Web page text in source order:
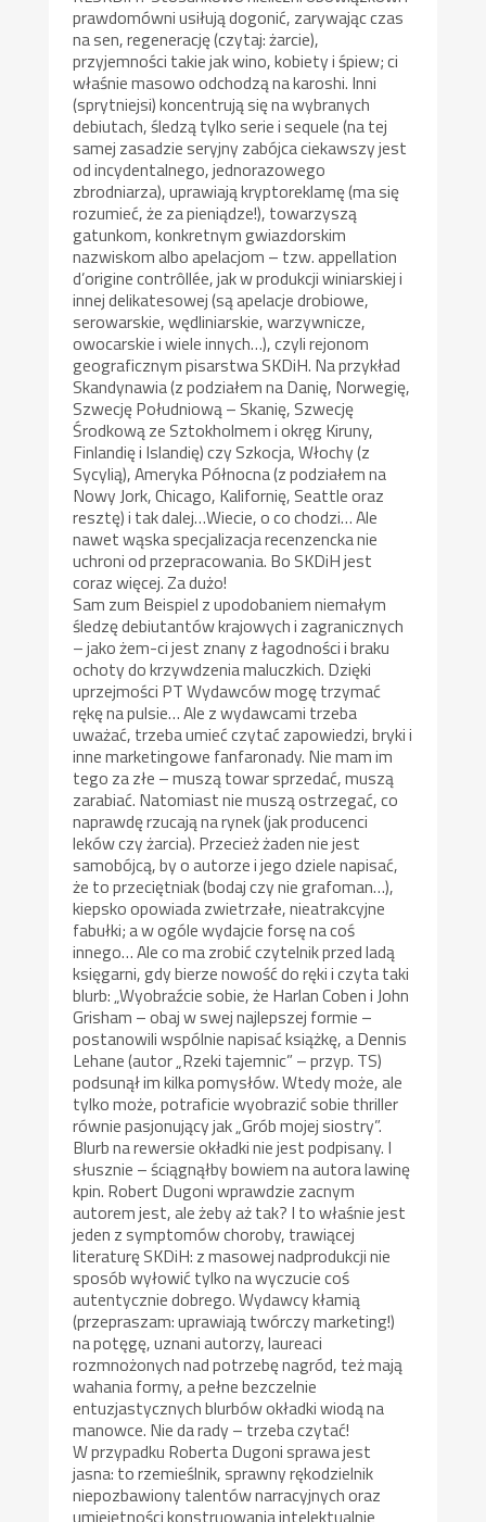
prawdomówni usiłują dogonić, zarywając czas
na sen, regenerację (czytaj: żarcie),
przyjemności takie jak wino, kobiety i śpiew; ci
właśnie masowo odchodzą na karoshi. Inni
(sprytniejsi) koncentrują się na wybranych
debiutach, śledzą tylko serie i sequele (na tej
samej zasadzie seryjny zabójca ciekawszy jest
od incydentalnego, jednorazowego
zbrodniarza), uprawiają kryptoreklamę (ma się
rozumieć, że za pieniądze!), towarzyszą
gatunkom, konkretnym gwiazdorskim
nazwiskom albo apelacjom – tzw. appellation
d’origine contrôllée, jak w produkcji winiarskiej i
innej delikatesowej (są apelacje drobiowe,
serowarskie, wędliniarskie, warzywnicze,
owocarskie i wiele innych…), czyli rejonom
geograficznym pisarstwa SKDiH. Na przykład
Skandynawia (z podziałem na Danię, Norwegię,
Szwecję Południową – Skanię, Szwecję
Środkową ze Sztokholmem i okręg Kiruny,
Finlandię i Islandię) czy Szkocja, Włochy (z
Sycylią), Ameryka Północna (z podziałem na
Nowy Jork, Chicago, Kalifornię, Seattle oraz
resztę) i tak dalej…Wiecie, o co chodzi… Ale
nawet wąska specjalizacja recenzencka nie
uchroni od przepracowania. Bo SKDiH jest
coraz więcej. Za dużo!
Sam zum Beispiel z upodobaniem niemałym
śledzę debiutantów krajowych i zagranicznych
– jako żem-ci jest znany z łagodności i braku
ochoty do krzywdzenia maluczkich. Dzięki
uprzejmości PT Wydawców mogę trzymać
rękę na pulsie… Ale z wydawcami trzeba
uważać, trzeba umieć czytać zapowiedzi, bryki i
inne marketingowe fanfaronady. Nie mam im
tego za złe – muszą towar sprzedać, muszą
zarabiać. Natomiast nie muszą ostrzegać, co
naprawdę rzucają na rynek (jak producenci
leków czy żarcia). Przecież żaden nie jest
samobójcą, by o autorze i jego dziele napisać,
że to przeciętniak (bodaj czy nie grafoman…),
kiepsko opowiada zwietrzałe, nieatrakcyjne
fabułki; a w ogóle wydajcie forsę na coś
innego… Ale co ma zrobić czytelnik przed ladą
księgarni, gdy bierze nowość do ręki i czyta taki
blurb: „Wyobraźcie sobie, że Harlan Coben i John
Grisham – obaj w swej najlepszej formie –
postanowili wspólnie napisać książkę, a Dennis
Lehane (autor „Rzeki tajemnic” – przyp. TS)
podsunął im kilka pomysłów. Wtedy może, ale
tylko może, potraficie wyobrazić sobie thriller
równie pasjonujący jak „Grób mojej siostry”.
Blurb na rewersie okładki nie jest podpisany. I
słusznie – ściągnąłby bowiem na autora lawinę
kpin. Robert Dugoni wprawdzie zacnym
autorem jest, ale żeby aż tak? I to właśnie jest
jeden z symptomów choroby, trawiącej
literaturę SKDiH: z masowej nadprodukcji nie
sposób wyłowić tylko na wyczucie coś
autentycznie dobrego. Wydawcy kłamią
(przepraszam: uprawiają twórczy marketing!)
na potęgę, uznani autorzy, laureaci
rozmnożonych nad potrzebę nagród, też mają
wahania formy, a pełne bezczelnie
entuzjastycznych blurbów okładki wiodą na
manowce. Nie da rady – trzeba czytać!
W przypadku Roberta Dugoni sprawa jest
jasna: to rzemieślnik, sprawny rękodzielnik
niepozbawiony talentów narracyjnych oraz